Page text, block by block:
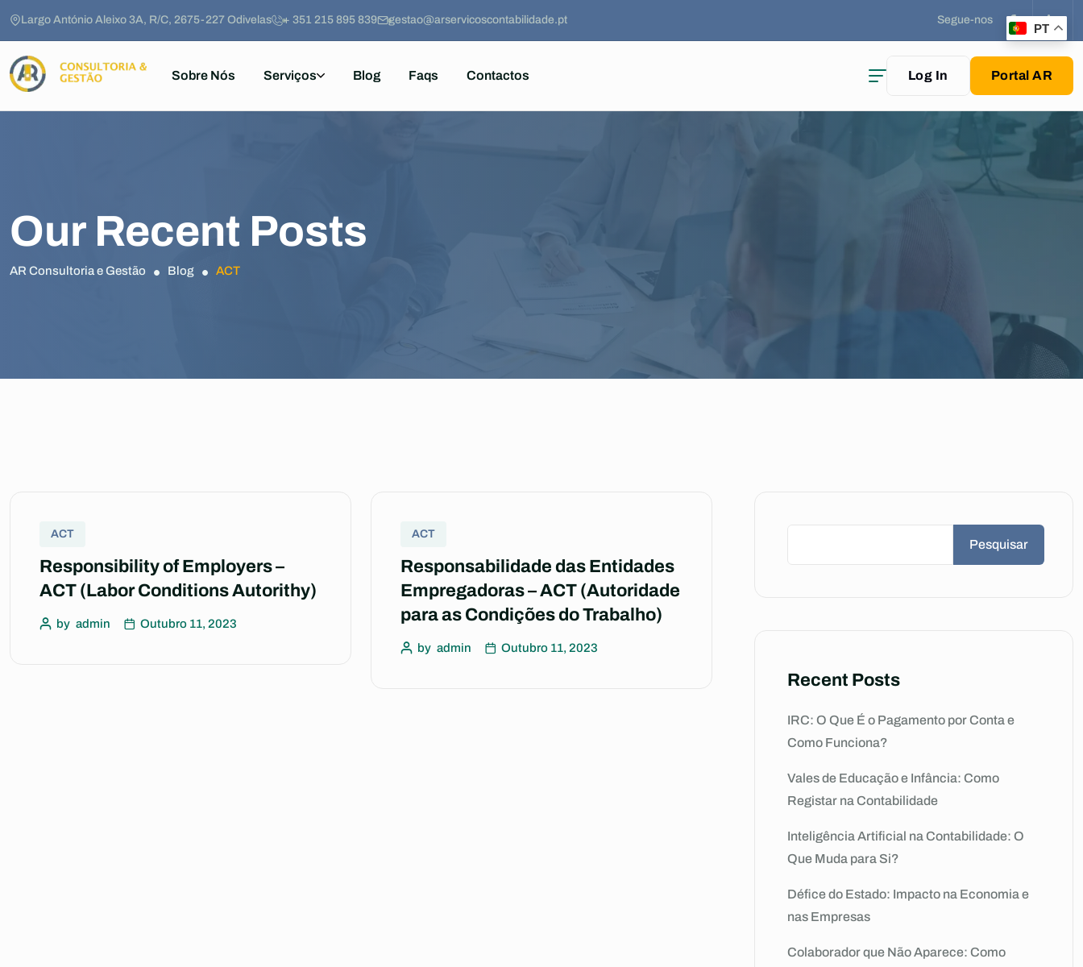
Largo António Aleixo 3A, R/C, 2675-227 Odivelas + 351 215 895 839 gestao@arservicoscontabilidade.pt Segue-nos
Sobre Nós Serviços Blog Faqs Contactos Log In Portal AR
Our Recent Posts
AR Consultoria e Gestão Blog ACT
ACT
Responsibility of Employers –
ACT (Labor Conditions Autorithy)
by admin Outubro 11, 2023
ACT
Responsabilidade das Entidades
Empregadoras – ACT (Autoridade
para as Condições do Trabalho)
by admin Outubro 11, 2023
Pesquisar
Recent Posts
IRC: O Que É o Pagamento por Conta e
Como Funciona?
Vales de Educação e Infância: Como
Registar na Contabilidade
Inteligência Artificial na Contabilidade: O
Que Muda para Si?
Défice do Estado: Impacto na Economia e
nas Empresas
Colaborador que Não Aparece: Como
PT